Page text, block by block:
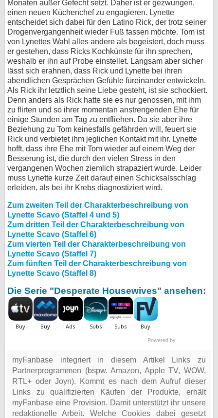
Monaten außer Gefecht setzt. Daher ist er gezwungen,
einen neuen Küchenchef zu engagieren. Lynette
entscheidet sich dabei für den Latino Rick, der trotz seiner
Drogenvergangenheit wieder Fuß fassen möchte. Tom ist
von Lynettes Wahl alles andere als begeistert, doch muss
er gestehen, dass Ricks Kochkünste für ihn sprechen,
weshalb er ihn auf Probe einstellet. Langsam aber sicher
lässt sich erahnen, dass Rick und Lynette bei ihren
abendlichen Gesprächen Gefühle füreinander entwickeln.
Als Rick ihr letztlich seine Liebe gesteht, ist sie schockiert.
Denn anders als Rick hatte sie es nur genossen, mit ihm
zu flirten und so ihrer momentan anstrengenden Ehe für
einige Stunden am Tag zu entfliehen. Da sie aber ihre
Beziehung zu Tom keinesfalls gefährden will, feuert sie
Rick und verbietet ihm jeglichen Kontakt mit ihr. Lynette
hofft, dass ihre Ehe mit Tom wieder auf einem Weg der
Besserung ist, die durch den vielen Stress in den
vergangenen Wochen ziemlich strapaziert wurde. Leider
muss Lynette kurze Zeit darauf einen Schicksalsschlag
erleiden, als bei ihr Krebs diagnostiziert wird.
Zum zweiten Teil der Charakterbeschreibung von
Lynette Scavo (Staffel 4 und 5)
Zum dritten Teil der Charakterbeschreibung von
Lynette Scavo (Staffel 6)
Zum vierten Teil der Charakterbeschreibung von
Lynette Scavo (Staffel 7)
Zum fünften Teil der Charakterbeschreibung von
Lynette Scavo (Staffel 8)
Die Serie "Desperate Housewives" ansehen:
Powered by
myFanbase integriert in diesem Artikel Links zu
Partnerprogrammen (bspw. Amazon, Apple TV, WOW,
RTL+ oder Joyn). Kommt es nach dem Aufruf dieser
Links zu qualifizierten Käufen der Produkte, erhält
myFanbase eine Provision. Damit unterstützt ihr unsere
redaktionelle Arbeit. Welche Cookies dabei gesetzt